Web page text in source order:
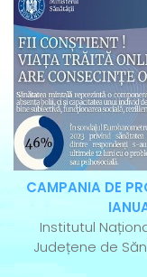
CAMPANIA DE
Institutul
Județene de